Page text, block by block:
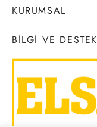
KURUMSAL
BILGI VE DESTEK